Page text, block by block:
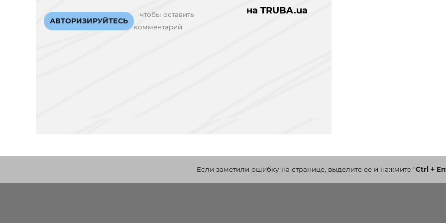
АВТОРИЗИРУЙТЕСЬ
чтобы оставить
комментарий
на TRUBA.ua
Если заметили ошибку на странице, выделите ее и нажмите"Ctrl +